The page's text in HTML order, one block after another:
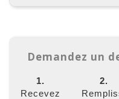
Demandez un
1.
Recevez
2.